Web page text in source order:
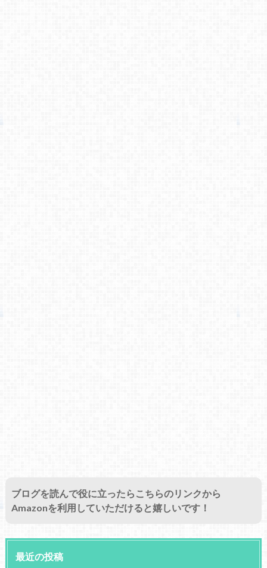
ブログを読んで役に立ったらこちらのリンクから
Amazonを利用していただけると嬉しいです！
最近の投稿